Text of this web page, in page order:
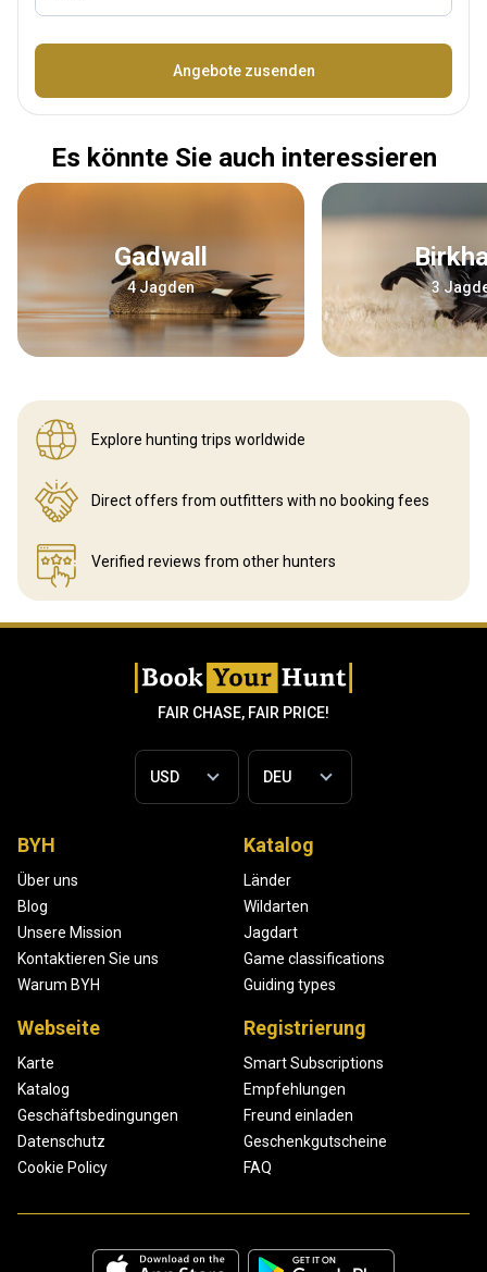
Angebote zusenden
Es könnte Sie auch interessieren
Gadwall
4 Jagden 3
Explore hunting trips worldwide
Direct offers from outfitters with no booking fees
Verified reviews from other hunters
FAIR CHASE, FAIR PRICE!
BYH
Über uns
Blog
Unsere Mission
Kontaktieren Sie uns
Warum BYH
Katalog
Länder
Wildarten
Jagdart
Game classifications
Guiding types
Webseite
Karte
Katalog
Geschäftsbedingungen
Datenschutz
Cookie Policy
Registrierung
Smart Subscriptions
Empfehlungen
Freund einladen
Geschenkgutscheine
FAQ